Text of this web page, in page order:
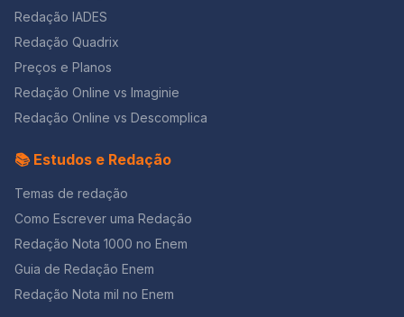
Redação IADES
Redação Quadrix
Preços e Planos
Redação Online vs Imaginie
Redação Online vs Descomplica
📚 Estudos e Redação
Temas de redação
Como Escrever uma Redação
Redação Nota 1000 no Enem
Guia de Redação Enem
Redação Nota mil no Enem